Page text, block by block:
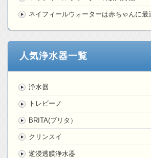
ネイフィールウォーターは赤ちゃんに最
人気浄水器一覧
浄水器
トレビーノ
BRITA(ブリタ）
クリンスイ
逆浸透膜浄水器